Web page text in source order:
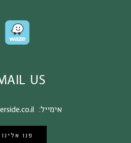
US
אימייל:
פנו אלינו